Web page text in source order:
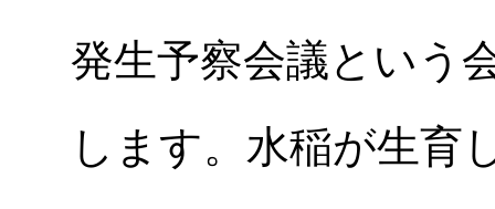
発生予察会議という
します。水稲が生育